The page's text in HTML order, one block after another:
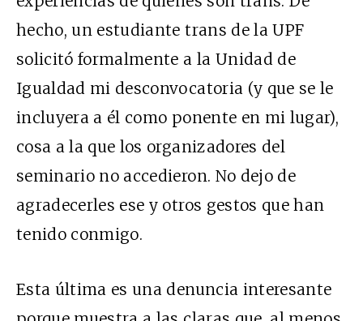
hecho, un estudiante trans de la UPF
solicitó formalmente a la Unidad de
Igualdad mi desconvocatoria (y que se le
incluyera a él como ponente en mi lugar),
cosa a la que los organizadores del
seminario no accedieron. No dejo de
agradecerles ese y otros gestos que han
tenido conmigo.
Esta última es una denuncia interesante